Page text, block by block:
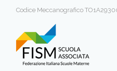
Codice Meccanografico